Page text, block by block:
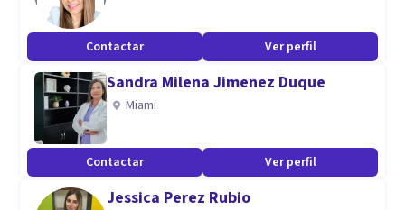
Contactar Ver perfil
Sandra Milena Jimenez Duque
Miami
Contactar Ver perfil
Jessica Perez Rubio